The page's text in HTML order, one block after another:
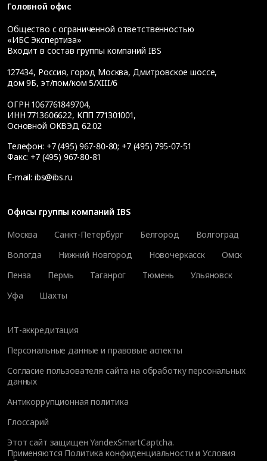
Головной офис
Общество с ограниченной ответственностью
«ИБС Экспертиза»
Входит в состав группы компаний IBS
127434, Россия, город Москва, Дмитровское шоссе,
дом 9Б, эт/пом/ком 5/XIII/6
ОГРН 1067761849704,
ИНН 7713606622, КПП 771301001,
Основной ОКВЭД 62.02
Телефон: +7 (495) 967-80-80; +7 (495) 795-07-51
Факс: +7 (495) 967-80-81
E-mail: ibs@ibs.ru
Офисы группы компаний IBS
Москва
Санкт-Петербург Белгород
Волгоград
Вологда
Нижний Новгород Новочеркасск
Омск
Пенза
Пермь Таганрог Тюмень
Ульяновск
Уфа
Шахты
ИТ-аккредитация
Персональные данные и правовые аспекты
Согласие пользователя сайта на обработку персональных
данных
Антикоррупционная политика
Глоссарий
Этот сайт защищен YandexSmartCaptcha.
Применяются Политика конфиденциальности иУсловия